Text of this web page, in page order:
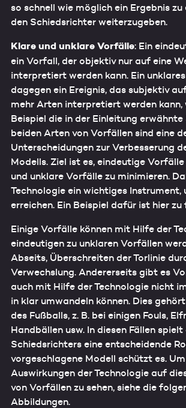
so schnell wie möglich ein Ergebnis
den Schiedsrichter weiterzugeben.
Klare und unklare Vorfälle: Ein
ein Vorfall, der objektiv nur auf eine
interpretiert werden kann. Ein
dagegen ein Ereignis, das subjektiv
mehr Arten interpretiert werden kann,
Beispiel die in der Einleitung
beiden Arten von Vorfällen sind eine
Unterscheidungen zur Verbesserung
Modells. Ziel ist es, eindeutige
und unklare Vorfälle zu minimieren.
Technologie ein wichtiges Instrument,
erreichen. Ein Beispiel dafür ist hier zu
Einige Vorfälle können mit Hilfe der
eindeutigen zu unklaren Vorfällen
Abseits, Überschreiten der Torlinie
Verwechslung. Andererseits gibt es
auch mit Hilfe der Technologie nicht
in klar umwandeln können. Dies
des Fußballs, z. B. bei einigen Fouls,
Handbällen usw. In diesen Fällen
Schiedsrichters eine entscheidende
vorgeschlagene Modell schützt es.
Auswirkungen der Technologie auf
von Vorfällen zu sehen, siehe die
Abbildungen.